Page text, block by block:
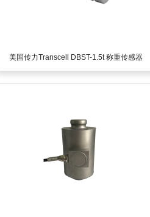
美国传力Transcell DBST-1.5t 称重传感器